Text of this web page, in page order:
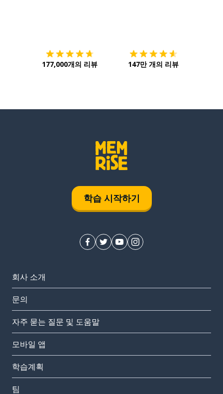
177,000개의 리뷰 147만 개의 리뷰
학습 시작하기
회사 소개
문의
자주 묻는 질문 및 도움말
모바일 앱
학습계획
팀